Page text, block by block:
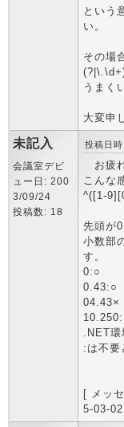
という
い。
その場
うまく
大変申
未記入
会議室デビ
ュー日: 200
3/09/24
投稿数: 18
投稿日
お疲
こんな
^([1-
先頭が
小数部
す。
0:○
0.43:○
04.43×
.NET環
:は不要
[ メッ
5-03-